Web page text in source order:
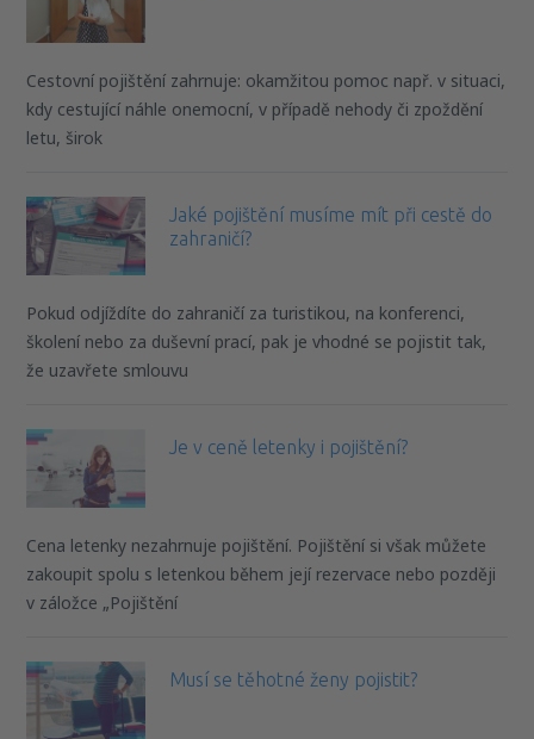
Cestovní pojištění zahrnuje: okamžitou pomoc např. v situaci,
kdy cestující náhle onemocní, v případě nehody či zpoždění
letu, širok
Jaké pojištění musíme mít při cestě do
zahraničí?
Pokud odjíždíte do zahraničí za turistikou, na konferenci,
školení nebo za duševní prací, pak je vhodné se pojistit tak,
že uzavřete smlouvu
Je v ceně letenky i pojištění?
Cena letenky nezahrnuje pojištění. Pojištění si však můžete
zakoupit spolu s letenkou během její rezervace nebo později
v záložce „Pojištění
Musí se těhotné ženy pojistit?